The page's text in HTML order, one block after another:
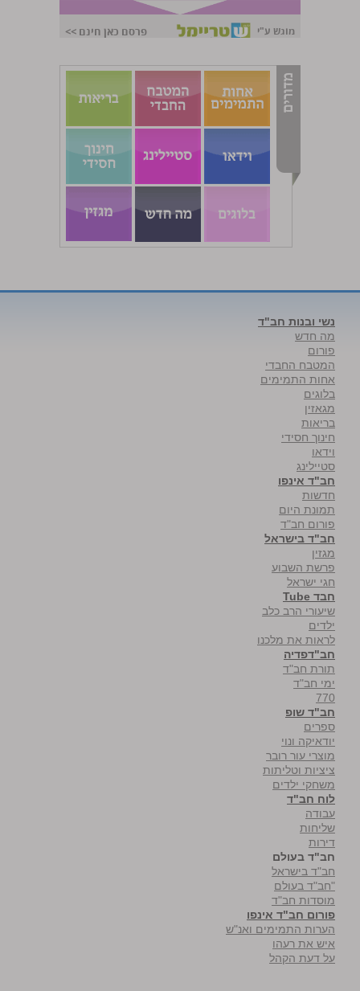
נשי ובנות חב"ד
מה חדש
פורום
המטבח החבדי
אחות התמימים
בלוגים
מגאזין
בריאות
חינוך חסידי
וידאו
סטיילינג
חב"ד אינפו
חדשות
תמונת היום
פורום חב"ד
חב"ד בישראל
מגזין
פרשת השבוע
חגי ישראל
חבד Tube
שיעורי הרב כלב
ילדים
לראות את מלכנו
חב"דפדיה
תורת חב"ד
ימי חב"ד
770
חב"ד שופ
ספרים
יודאיקה ונוי
מוצרי עור רובר
ציציות וטליתות
משחקי ילדים
לוח חב"ד
עבודה
שליחות
דירות
חב"ד בעולם
חב"ד בישראל
"חב"ד בעולם
מוסדות חב"ד
פורום חב"ד אינפו
הערות התמימים ואנ"ש
איש את רעהו
על דעת הקהל